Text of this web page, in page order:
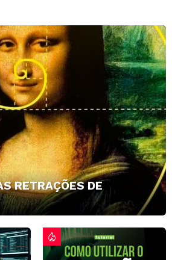
RETRAÇÕES DE